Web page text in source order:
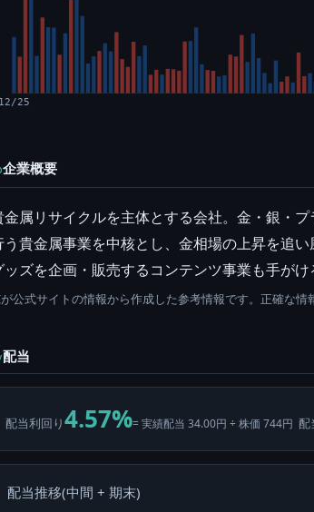
12/25
企業概要
金属リサイクルを主体とする会社。金・銀・
う貴金属事業を中核とし、金相場の上昇を追
ッズを企画・販売するコンテンツ事業も手がけ
公式サイトの情報から作成した参考情報です。正確な情
配当
配当利回り4.57%= 実績配当 34.00円 ÷ 株価 744円 配
配当推移(中間 + 期末)